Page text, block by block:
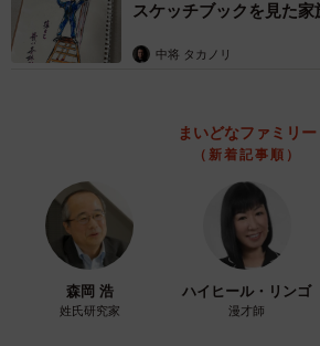
スケッチブックを見た
中将 タカノリ
まいどなファミリー
（新着記事順）
森岡 浩
姓氏研究家
ハイヒール・リンゴ
漫才師